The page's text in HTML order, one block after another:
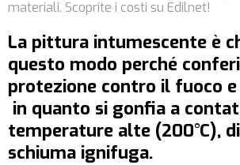
materiali. Scoprite i costi su Edilnet!
La pittura intumescente è
questo modo perché
protezione contro il fuoco
in quanto si gonfia a
temperature alte (200°C),
schiuma ignifuga.